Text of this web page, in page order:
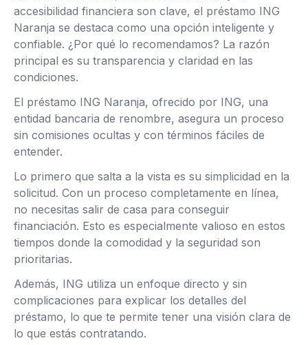
accesibilidad financiera son clave, el préstamo ING
Naranja se destaca como una opción inteligente y
confiable. ¿Por qué lo recomendamos? La razón
principal es su transparencia y claridad en las
condiciones.
El préstamo ING Naranja, ofrecido por ING, una
entidad bancaria de renombre, asegura un proceso
sin comisiones ocultas y con términos fáciles de
entender.
Lo primero que salta a la vista es su simplicidad en la
solicitud. Con un proceso completamente en línea,
no necesitas salir de casa para conseguir
financiación. Esto es especialmente valioso en estos
tiempos donde la comodidad y la seguridad son
prioritarias.
Además, ING utiliza un enfoque directo y sin
complicaciones para explicar los detalles del
préstamo, lo que te permite tener una visión clara de
lo que estás contratando.